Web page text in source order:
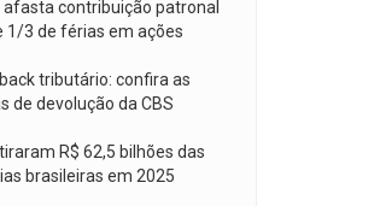
afasta contribuição patronal
1/3 de férias em ações
tributário: confira as
de devolução da CBS
R$ 62,5 bilhões das
brasileiras em 2025